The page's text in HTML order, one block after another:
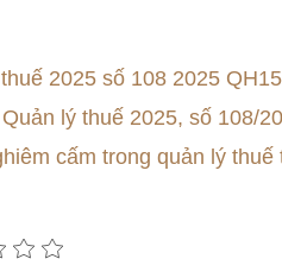
2025 số 108 2025 QH15
lý thuế 2025, số 108/
cấm trong quản lý